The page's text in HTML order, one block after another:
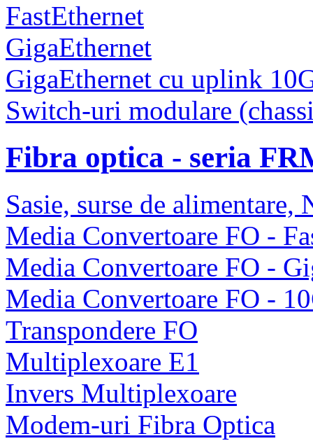
FastEthernet
GigaEthernet
GigaEthernet cu uplink
Switch-uri modulare
Fibra optica - seria
Sasie, surse de alimentare,
Media Convertoare FO -
Media Convertoare FO -
Media Convertoare FO -
Transpondere FO
Multiplexoare E1
Invers Multiplexoare
Modem-uri Fibra Optica